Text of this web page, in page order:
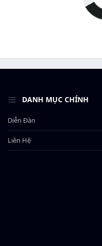
DANH MỤC CHÍNH
Diễn Đàn
Liên Hệ